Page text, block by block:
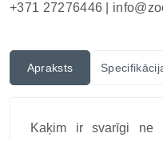
+371 27276446 |
Apraksts
Kaķim ir svarīgi ne